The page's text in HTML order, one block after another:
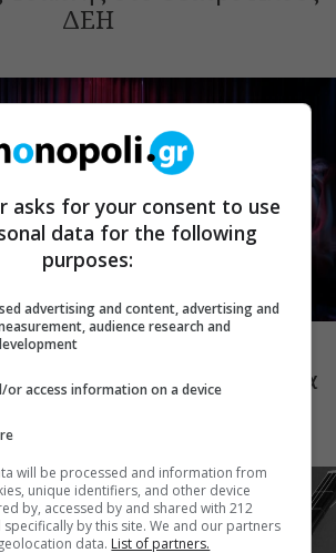
ΔΕΗ
ΜΟΥΣΙΚΗ
μουσική παράσταση του
φέρνει τη γυναικεία
asks for your consent to use
data for the following
purposes:
advertising and content, advertising and
audience research and
or access information on a device
will be processed and information from
unique identifiers, and other device
by, accessed by and shared with 212
by this site. We and our partners
data. List of partners.